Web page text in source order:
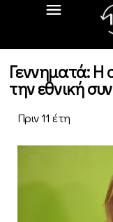
Γεννηματά: Η
την εθνική
Πριν 11 έτη